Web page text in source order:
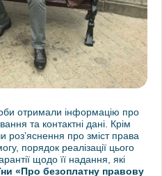
отримали інформацію про
та контактні дані. Крім
роз’яснення про зміст права
порядок реалізації цього
щодо її надання, які
«Про безоплатну правову